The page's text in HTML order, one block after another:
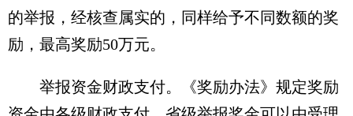
的举报，经核查属实的，同样给予不同数额的奖
励，最高奖励50万元。
举报资金财政支付。《奖励办法》规定奖励